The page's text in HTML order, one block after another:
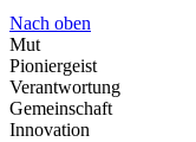
Nach oben
Mut
Pioniergeist
Verantwortung
Gemeinschaft
Innovation